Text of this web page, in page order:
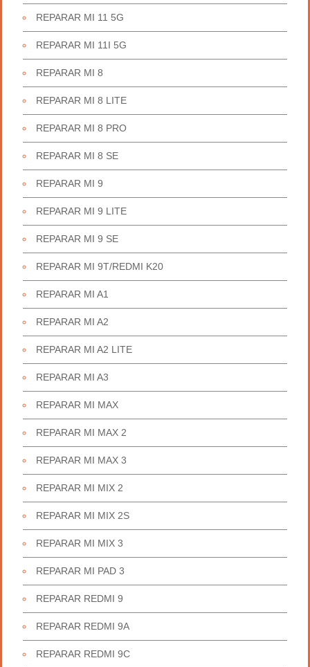
REPARAR MI 11 5G
REPARAR MI 11I 5G
REPARAR MI 8
REPARAR MI 8 LITE
REPARAR MI 8 PRO
REPARAR MI 8 SE
REPARAR MI 9
REPARAR MI 9 LITE
REPARAR MI 9 SE
REPARAR MI 9T/REDMI K20
REPARAR MI A1
REPARAR MI A2
REPARAR MI A2 LITE
REPARAR MI A3
REPARAR MI MAX
REPARAR MI MAX 2
REPARAR MI MAX 3
REPARAR MI MIX 2
REPARAR MI MIX 2S
REPARAR MI MIX 3
REPARAR MI PAD 3
REPARAR REDMI 9
REPARAR REDMI 9A
REPARAR REDMI 9C